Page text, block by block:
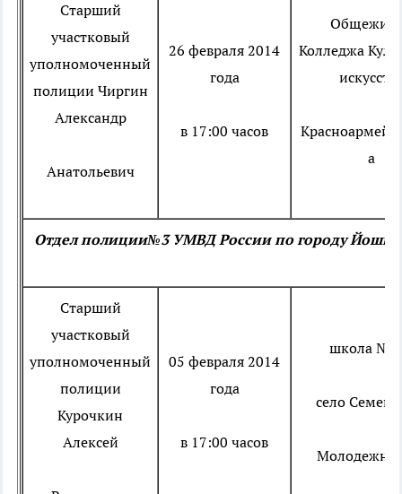
Старший
участковый
уполномоченный
полиции Чиргин
Александр
Анатольевич
26 февраля 2014
года
в 17:00 часов
Колледжа
а
Отдел полиции№3 УМВД России по городу
Старший
участковый
уполномоченный
полиции
Курочкин
Алексей
05 февраля 2014
года
в 17:00 часов
школа №
село